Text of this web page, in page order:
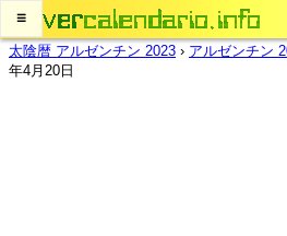
≡
太陰暦 アルゼンチン 2023 › アルゼンチン
年4月20日